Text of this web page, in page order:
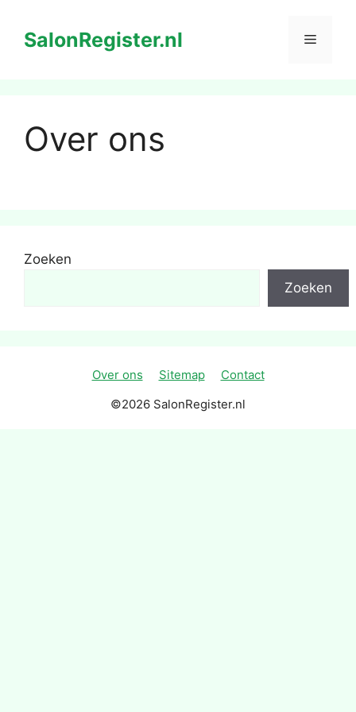
naarSalonRegister.nl Menu
Over ons
Zoeken
Zoeken
Over ons Sitemap
Contact
©2026 SalonRegister.nl